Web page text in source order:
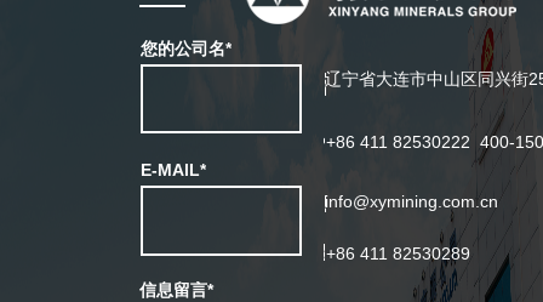
您的公司名*
辽宁省大连市中山区同兴街
+86 411 82530222  400-
E-MAlL*
info@xymining.com.cn
+86 411 82530289
信息留言*